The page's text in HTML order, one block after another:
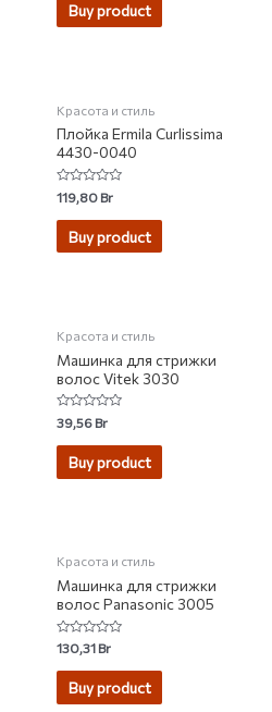
Buy product
Красота и стиль
Плойка Ermila Curlissima
4430-0040
Rated
0
out
119,80Br
Buy product
Красота и стиль
Машинка для стрижки
волос Vitek 3030
Rated
0
out
39,56Br
Buy product
Красота и стиль
Машинка для стрижки
волос Panasonic 3005
Rated
0
out
130,31Br
Buy product